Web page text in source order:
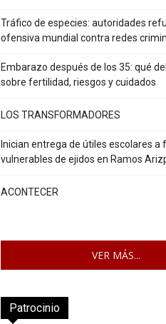
Tráfico de especies: autoridades
ofensiva mundial contra redes
Embarazo después de los 35: qué
sobre fertilidad, riesgos y cuidados
LOS TRANSFORMADORES
Inician entrega de útiles escolares a
vulnerables de ejidos en Ramos
ACONTECER
VER MÁS...
Patrocinio